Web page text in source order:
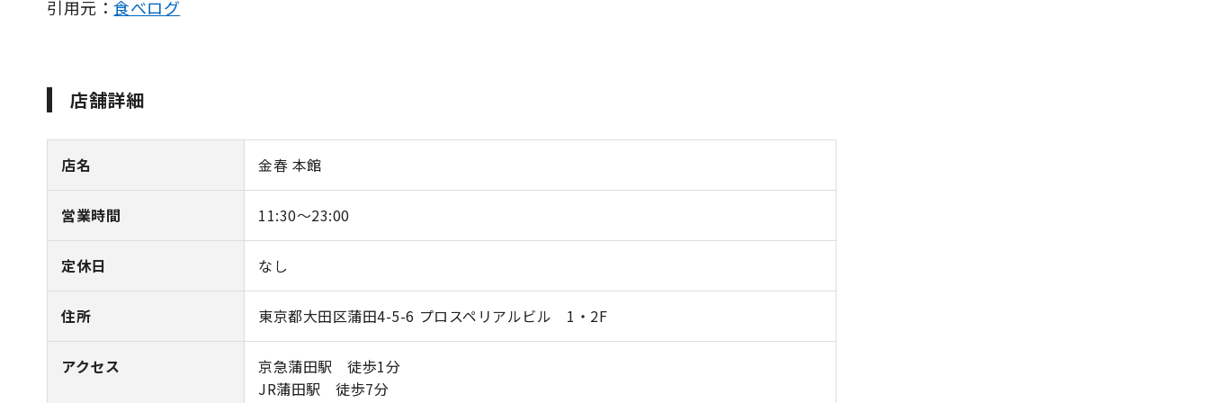
引用元：食べログ
店舗詳細
店名 金春 本館
営業時間 11:30～23:00
定休日 なし
住所 東京都大田区蒲田4-5-6 プロスペリアルビル 1・2F
アクセス
京急蒲田駅 徒歩1分
JR蒲田駅 徒歩7分